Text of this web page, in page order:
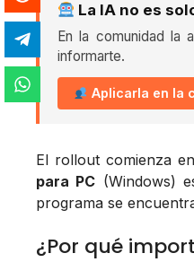
La IA no es
En la comunidad la
informarte.
Aplicarla en la
El rollout comienza
para PC (Windows)
programa se
¿Por qué